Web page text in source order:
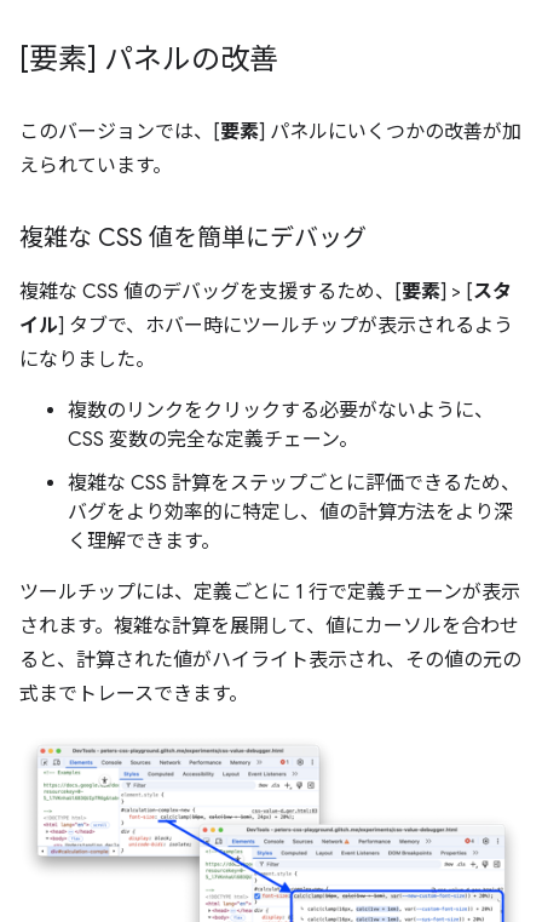
[要素] パネルの改善
このバージョンでは、[要素] パネルにいくつかの改善が加
えられています。
複雑な CSS 値を簡単にデバッグ
複雑な CSS 値のデバッグを支援するため、[要素] > [スタ
イル] タブで、ホバー時にツールチップが表示されるよう
になりました。
複数のリンクをクリックする必要がないように、
CSS 変数の完全な定義チェーン。
複雑な CSS 計算をステップごとに評価できるため、
バグをより効率的に特定し、値の計算方法をより深
く理解できます。
ツールチップには、定義ごとに 1 行で定義チェーンが表示
されます。複雑な計算を展開して、値にカーソルを合わせ
ると、計算された値がハイライト表示され、その値の元の
式までトレースできます。